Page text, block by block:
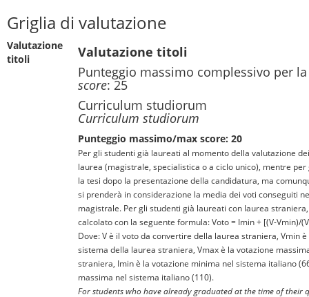
Griglia di valutazione
Valutazione
titoli
Valutazione titoli
Punteggio massimo complessivo per
score: 25
Curriculum studiorum
Curriculum studiorum
Punteggio massimo/max score: 20
Per gli studenti già laureati al momento della valutazione
laurea (magistrale, specialistica o a ciclo unico), mentre
la tesi dopo la presentazione della candidatura, ma
si prenderà in considerazione la media dei voti conseguiti
magistrale. Per gli studenti già laureati con laurea
calcolato con la seguente formula: Voto = Imin + [(V-Vmin)/
Dove: V è il voto da convertire della laurea straniera, Vmin
sistema della laurea straniera, Vmax è la votazione
straniera, Imin è la votazione minima nel sistema italiano
massima nel sistema italiano (110).
For students who have already graduated at the time of their